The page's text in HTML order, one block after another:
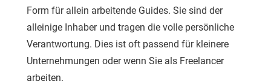
Form für allein arbeitende Guides. Sie sind der
alleinige Inhaber und tragen die volle persönliche
Verantwortung. Dies ist oft passend für kleinere
Unternehmungen oder wenn Sie als Freelancer
arbeiten.